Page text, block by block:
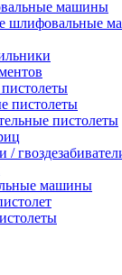
машины
шлифовальные
пистолеты
пистолеты
/
машины